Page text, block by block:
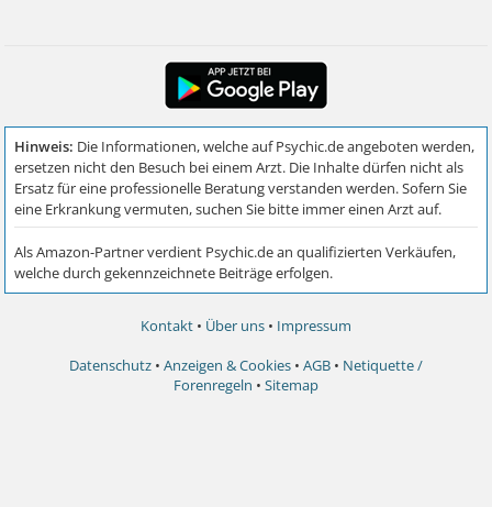
Kontakt • Über uns • Impressum
Datenschutz • Anzeigen & Cookies • AGB • Netiquette /
Forenregeln • Sitemap